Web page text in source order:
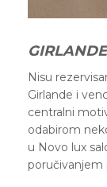
Nisu
Girlande i
centralni
odabirom
u Novo lux